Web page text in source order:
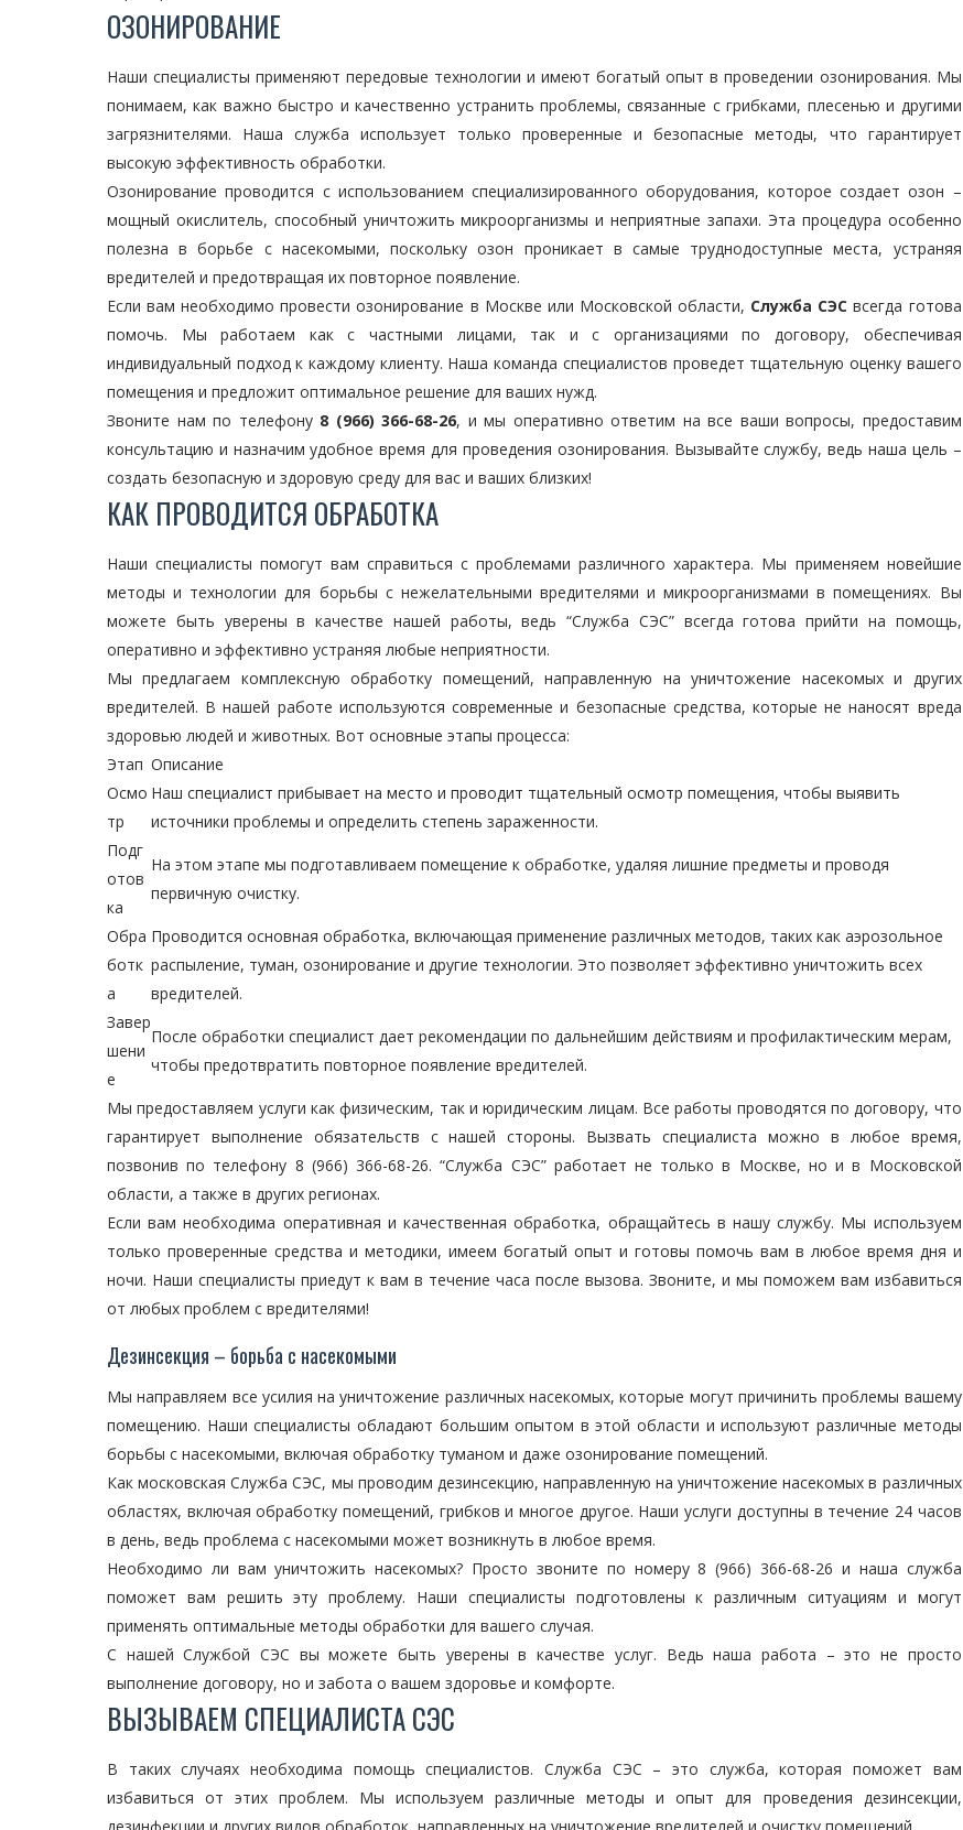
ОЗОНИРОВАНИЕ
Наши специалисты применяют передовые технологии и имеют богатый опыт в проведении озонирования. Мы
понимаем, как важно быстро и качественно устранить проблемы, связанные с грибками, плесенью и другими
загрязнителями. Наша служба использует только проверенные и безопасные методы, что гарантирует
высокую эффективность обработки.
Озонирование проводится с использованием специализированного оборудования, которое создает озон –
мощный окислитель, способный уничтожить микроорганизмы и неприятные запахи. Эта процедура особенно
полезна в борьбе с насекомыми, поскольку озон проникает в самые труднодоступные места, устраняя
вредителей и предотвращая их повторное появление.
Если вам необходимо провести озонирование в Москве или Московской области, Служба СЭС всегда готова
помочь. Мы работаем как с частными лицами, так и с организациями по договору, обеспечивая
индивидуальный подход к каждому клиенту. Наша команда специалистов проведет тщательную оценку вашего
помещения и предложит оптимальное решение для ваших нужд.
Звоните нам по телефону 8 (966) 366-68-26, и мы оперативно ответим на все ваши вопросы, предоставим
консультацию и назначим удобное время для проведения озонирования. Вызывайте службу, ведь наша цель –
создать безопасную и здоровую среду для вас и ваших близких!
КАК ПРОВОДИТСЯ ОБРАБОТКА
Наши специалисты помогут вам справиться с проблемами различного характера. Мы применяем новейшие
методы и технологии для борьбы с нежелательными вредителями и микроорганизмами в помещениях. Вы
можете быть уверены в качестве нашей работы, ведь “Служба СЭС” всегда готова прийти на помощь,
оперативно и эффективно устраняя любые неприятности.
Мы предлагаем комплексную обработку помещений, направленную на уничтожение насекомых и других
вредителей. В нашей работе используются современные и безопасные средства, которые не наносят вреда
здоровью людей и животных. Вот основные этапы процесса:
Этап Описание
Осмо
тр
Наш специалист прибывает на место и проводит тщательный осмотр помещения, чтобы выявить
источники проблемы и определить степень зараженности.
Подг
отов
ка
На этом этапе мы подготавливаем помещение к обработке, удаляя лишние предметы и проводя
первичную очистку.
Обра
ботк
а
Проводится основная обработка, включающая применение различных методов, таких как аэрозольное
распыление, туман, озонирование и другие технологии. Это позволяет эффективно уничтожить всех
вредителей.
Завер
шени
е
После обработки специалист дает рекомендации по дальнейшим действиям и профилактическим мерам,
чтобы предотвратить повторное появление вредителей.
Мы предоставляем услуги как физическим, так и юридическим лицам. Все работы проводятся по договору, что
гарантирует выполнение обязательств с нашей стороны. Вызвать специалиста можно в любое время,
позвонив по телефону 8 (966) 366-68-26. “Служба СЭС” работает не только в Москве, но и в Московской
области, а также в других регионах.
Если вам необходима оперативная и качественная обработка, обращайтесь в нашу службу. Мы используем
только проверенные средства и методики, имеем богатый опыт и готовы помочь вам в любое время дня и
ночи. Наши специалисты приедут к вам в течение часа после вызова. Звоните, и мы поможем вам избавиться
от любых проблем с вредителями!
Дезинсекция – борьба с насекомыми
Мы направляем все усилия на уничтожение различных насекомых, которые могут причинить проблемы вашему
помещению. Наши специалисты обладают большим опытом в этой области и используют различные методы
борьбы с насекомыми, включая обработку туманом и даже озонирование помещений.
Как московская Служба СЭС, мы проводим дезинсекцию, направленную на уничтожение насекомых в различных
областях, включая обработку помещений, грибков и многое другое. Наши услуги доступны в течение 24 часов
в день, ведь проблема с насекомыми может возникнуть в любое время.
Необходимо ли вам уничтожить насекомых? Просто звоните по номеру 8 (966) 366-68-26 и наша служба
поможет вам решить эту проблему. Наши специалисты подготовлены к различным ситуациям и могут
применять оптимальные методы обработки для вашего случая.
С нашей Службой СЭС вы можете быть уверены в качестве услуг. Ведь наша работа – это не просто
выполнение договору, но и забота о вашем здоровье и комфорте.
ВЫЗЫВАЕМ СПЕЦИАЛИСТА СЭС
В таких случаях необходима помощь специалистов. Служба СЭС – это служба, которая поможет вам
избавиться от этих проблем. Мы используем различные методы и опыт для проведения дезинсекции,